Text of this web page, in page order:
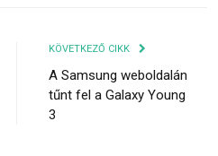
KÖVETKEZŐ CIKK
A Samsung weboldalán
tűnt fel a Galaxy Young
3